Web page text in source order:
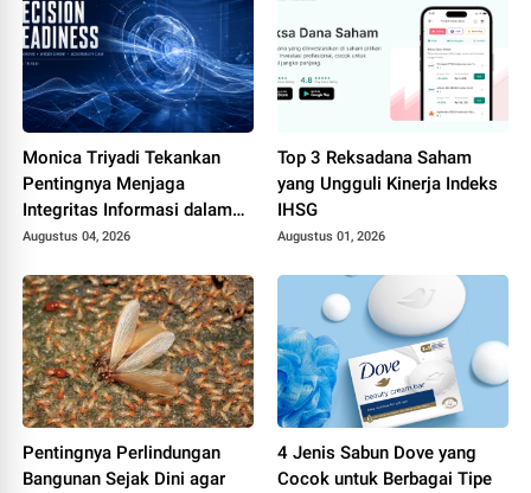
Monica Triyadi Tekankan
Pentingnya Menjaga
Integritas Informasi dalam
Riset Perusahaan ASEAN
Augustus 04, 2026
Top 3 Reksadana Saham
yang Ungguli Kinerja Indeks
IHSG
Augustus 01, 2026
Pentingnya Perlindungan
Bangunan Sejak Dini agar
4 Jenis Sabun Dove yang
Cocok untuk Berbagai Tipe